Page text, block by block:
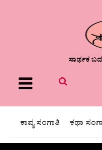
ಸಾರ್ಥಕ
Menu
ಕಾವ್ಯ ಸಂಗಾತಿ ಕಥಾ